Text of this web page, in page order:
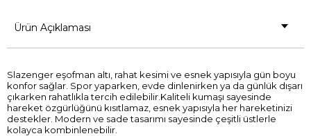
Ürün Açıklaması
Slazenger eşofman altı, rahat kesimi ve esnek yapısıyla gün boyu
konfor sağlar. Spor yaparken, evde dinlenirken ya da günlük dışarı
çıkarken rahatlıkla tercih edilebilir.Kaliteli kumaşı sayesinde
hareket özgürlüğünü kısıtlamaz, esnek yapısıyla her hareketinizi
destekler. Modern ve sade tasarımı sayesinde çeşitli üstlerle
kolayca kombinlenebilir.